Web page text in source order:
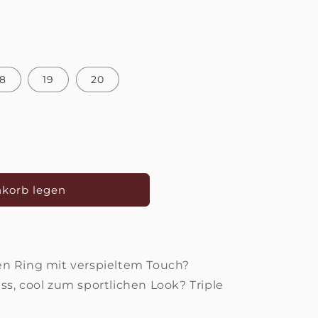
19 20
legen
Ring mit verspieltem Touch?
cool zum sportlichen Look? Triple